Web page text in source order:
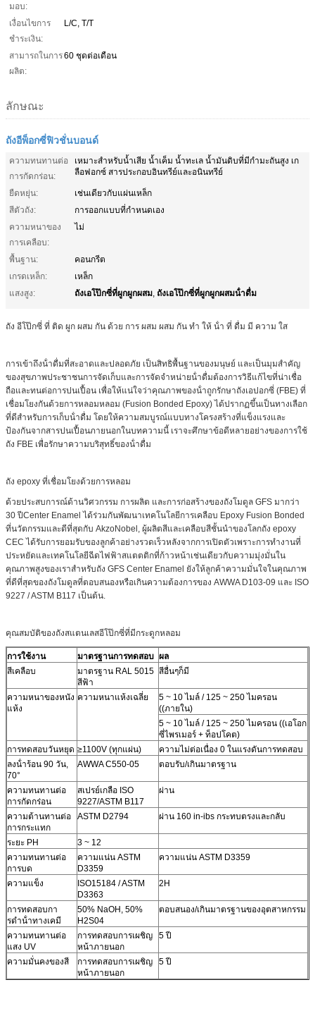
มอบ:
เงื่อนไขการ
ชำระเงิน:
L/C, T/T
สามารถในการ
ผลิต:
60 ชุดต่อเดือน
ลักษณะ
ถังอีพ็อกซี่ฟิวชั่นบอนด์
ความทนทานต่อ
การกัดกร่อน:
เหมาะสำหรับน้ำเสีย น้ำเค็ม น้ำทะเล น้ำมันดิบที่มีกำมะถันสูง เก
ลือฟอกซ์ สารประกอบอินทรีย์และอนินทรีย์
ยืดหยุ่น:
เช่นเดียวกับแผ่นเหล็ก
สีตัวถัง:
การออกแบบที่กำหนดเอง
ความหนาของ
การเคลือบ:
ไม่
พื้นฐาน:
คอนกรีต
เกรดเหล็ก:
เหล็ก
แสงสูง:
ถังเอโป๊กซี่ที่ผูกผูกผสม, ถังเอโป๊กซี่ที่ผูกผูกผสมน้ําดื่ม
ถัง อีโป๊กซี่ ที่ ติด ผูก ผสม กัน ด้วย การ ผสม ผสม กัน ทํา ให้ น้ํา ที่ ดื่ม มี ความ ใส
การเข้าถึงน้ําดื่มที่สะอาดและปลอดภัย เป็นสิทธิพื้นฐานของมนุษย์ และเป็นมุมสําคัญ
ของสุขภาพประชาชนการจัดเก็บและการจัดจําหน่ายน้ําดื่มต้องการวิธีแก้ไขที่น่าเชื่อ
ถือและทนต่อการปนเปื้อน เพื่อให้แน่ใจว่าคุณภาพของน้ําถูกรักษาถังเอปอกซี่ (FBE) ที่
เชื่อมโยงกันด้วยการหลอมหลอม (Fusion Bonded Epoxy) ได้ปรากฏขึ้นเป็นทางเลือก
ที่ดีสําหรับการเก็บน้ําดื่ม โดยให้ความสมบูรณ์แบบทางโครงสร้างที่แข็งแรงและ
ป้องกันจากสารปนเปื้อนภายนอกในบทความนี้ เราจะศึกษาข้อดีหลายอย่างของการใช้
ถัง FBE เพื่อรักษาความบริสุทธิ์ของน้ําดื่ม
ถัง epoxy ที่เชื่อมโยงด้วยการหลอม
ด้วยประสบการณ์ด้านวิศวกรรม การผลิต และการก่อสร้างของถังโมดูล GFS มากว่า
30 ปีCenter Enamel ได้ร่วมกันพัฒนาเทคโนโลยีการเคลือบ Epoxy Fusion Bonded
ที่นวัตกรรมและดีที่สุดกับ AkzoNobel, ผู้ผลิตสีและเคลือบสีชั้นนําของโลกถัง epoxy
CEC ได้รับการยอมรับของลูกค้าอย่างรวดเร็วหลังจากการเปิดตัวเพราะการทํางานที่
ประหยัดและเทคโนโลยีฉีดไฟฟ้าสแตตติกที่ก้าวหน้าเช่นเดียวกับความมุ่งมั่นใน
คุณภาพสูงของเราสําหรับถัง GFS Center Enamel ยังให้ลูกค้าความมั่นใจในคุณภาพ
ที่ดีที่สุดของถังโมดูลที่ตอบสนองหรือเกินความต้องการของ AWWA D103-09 และ ISO
9227 / ASTM B117 เป็นต้น.
คุณสมบัติของถังสแตนเลสอีโป๊กซี่ที่มีกระดูกหลอม
การใช้งาน มาตรฐานการทดสอบ ผล
สีเคลือบ
มาตรฐาน RAL 5015
สีฟ้า
สีอื่นๆก็มี
ความหนาของหนัง
แห้ง
ความหนาแห้งเฉลี่ย
5 ~ 10 ไมล์ / 125 ~ 250 ไมครอน
((ภายใน)
5 ~ 10 ไมล์ / 125 ~ 250 ไมครอน ((เอโอก
ซี่ไพรเมอร์ + ท็อปโคต)
การทดสอบวันหยุด ≥1100V (ทุกแผ่น)
ความไม่ต่อเนื่อง 0 ในแรงดันการทดสอบ
ลงน้ําร้อน 90 วัน,
70°
AWWA C550-05 ตอบรับ/เกินมาตรฐาน
ความทนทานต่อ
การกัดกร่อน
สเปรย์เกลือ ISO
9227/ASTM B117
ผ่าน
ความต้านทานต่อ
การกระแทก
ASTM D2794 ผ่าน 160 in-ibs กระทบตรงและกลับ
ระยะ PH
3 ~ 12
ความทนทานต่อ
การบด
ความแน่น ASTM
D3359
ความแน่น ASTM D3359
ความแข็ง
ISO15184 / ASTM
D3363
2H
การทดสอบกา
รดําน้ําทางเคมี
50% NaOH, 50%
H2S04
ตอบสนอง/เกินมาตรฐานของอุตสาหกรรม
ความทนทานต่อ
แสง UV
การทดสอบการเผชิญ
หน้าภายนอก
5 ปี
ความมั่นคงของสี
การทดสอบการเผชิญ
หน้าภายนอก
5 ปี